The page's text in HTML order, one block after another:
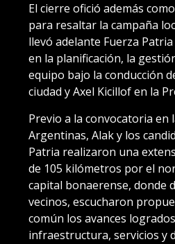
El cierre ofició además
para resaltar la campaña
llevó adelante Fuerza
en la planificación, la
equipo bajo la conducción
ciudad y Axel Kicillof en la
Previo a la convocatoria en
Argentinas, Alak y los
Patria realizaron una
de 105 kilómetros por el
capital bonaerense, donde
vecinos, escucharon
común los avances
infraestructura, servicios y